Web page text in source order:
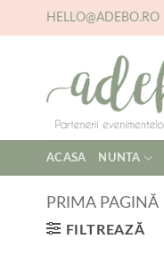
HELLO@ADEBO.RO
ACASA NUNTA
PRIMA PAGINĂ
FILTREAZĂ